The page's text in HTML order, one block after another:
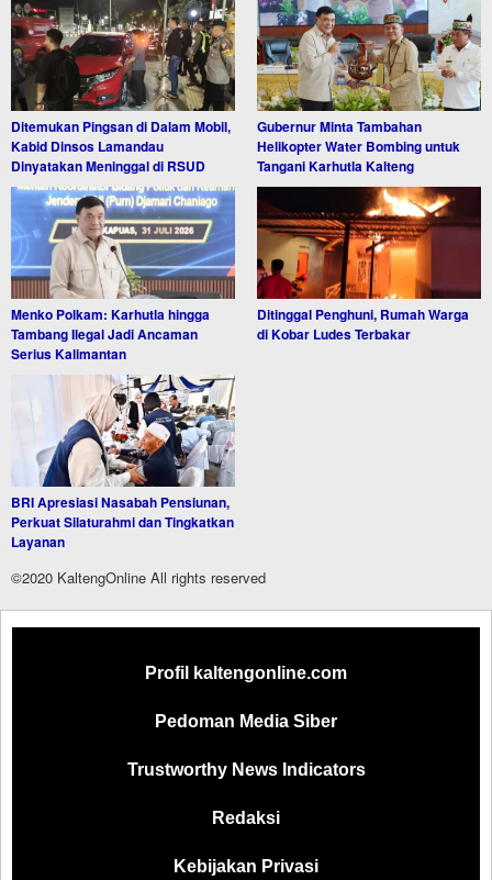
Ditemukan Pingsan di Dalam Mobil,
Kabid Dinsos Lamandau
Dinyatakan Meninggal di RSUD
Gubernur Minta Tambahan
Helikopter Water Bombing untuk
Tangani Karhutla Kalteng
Menko Polkam: Karhutla hingga
Tambang Ilegal Jadi Ancaman
Serius Kalimantan
Ditinggal Penghuni, Rumah Warga
di Kobar Ludes Terbakar
BRI Apresiasi Nasabah Pensiunan,
Perkuat Silaturahmi dan Tingkatkan
Layanan
©2020 KaltengOnline All rights reserved
Profil kaltengonline.com
Pedoman Media Siber
Trustworthy News Indicators
Redaksi
Kebijakan Privasi